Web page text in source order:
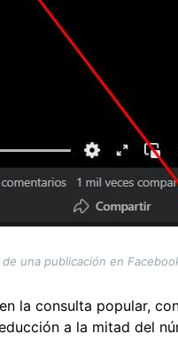
una publicación en
la consulta popular,
a la mitad del